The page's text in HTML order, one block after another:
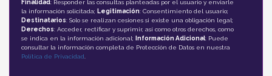
Finalidad: Responder las consultas planteadas por el usuario y enviarle
la información solicitada; Legitimación: Consentimiento del usuario;
Destinatarios: Solo se realizan cesiones si existe una obligación legal;
Derechos: Acceder, rectificar y suprimir, así como otros derechos, como
se indica en la información adicional;
Información Adicional: Puede
consultar la información completa de Protección de Datos en nuestra
Política de Privacidad